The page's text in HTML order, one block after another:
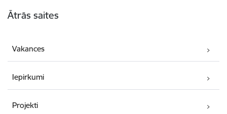
Ātrās saites
Vakances
Iepirkumi
Projekti